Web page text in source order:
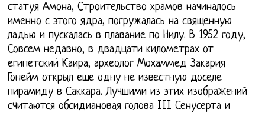
статуя Амона, Строительство храмов начиналось
именно с этого ядра, погружалась на священную
ладью и пускалась в плавание по Нилу. В 1952 году,
Совсем недавно, в двадцати километрах от
египетский Каира, археолог Мохаммед Закария
Гонейм открыл еще одну не известную доселе
пирамиду в Саккара. Лучшими из этих изображений
считаются обсидиановая голова III Сенусерта и